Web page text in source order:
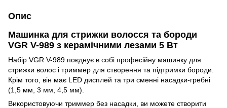
Опис
Машинка для стрижки волосся та бороди
VGR V-989 з керамічними лезами 5 Вт
Набір VGR V-989 поєднує в собі професійну машинку для
стрижки волос і триммер для створення та підтримки бороди.
Крім того, він має LED дисплей та три сменні насадки-гребні
(1,5 мм, 3 мм, 4,5 мм).
Використовуючи триммер без насадки, ви можете створити